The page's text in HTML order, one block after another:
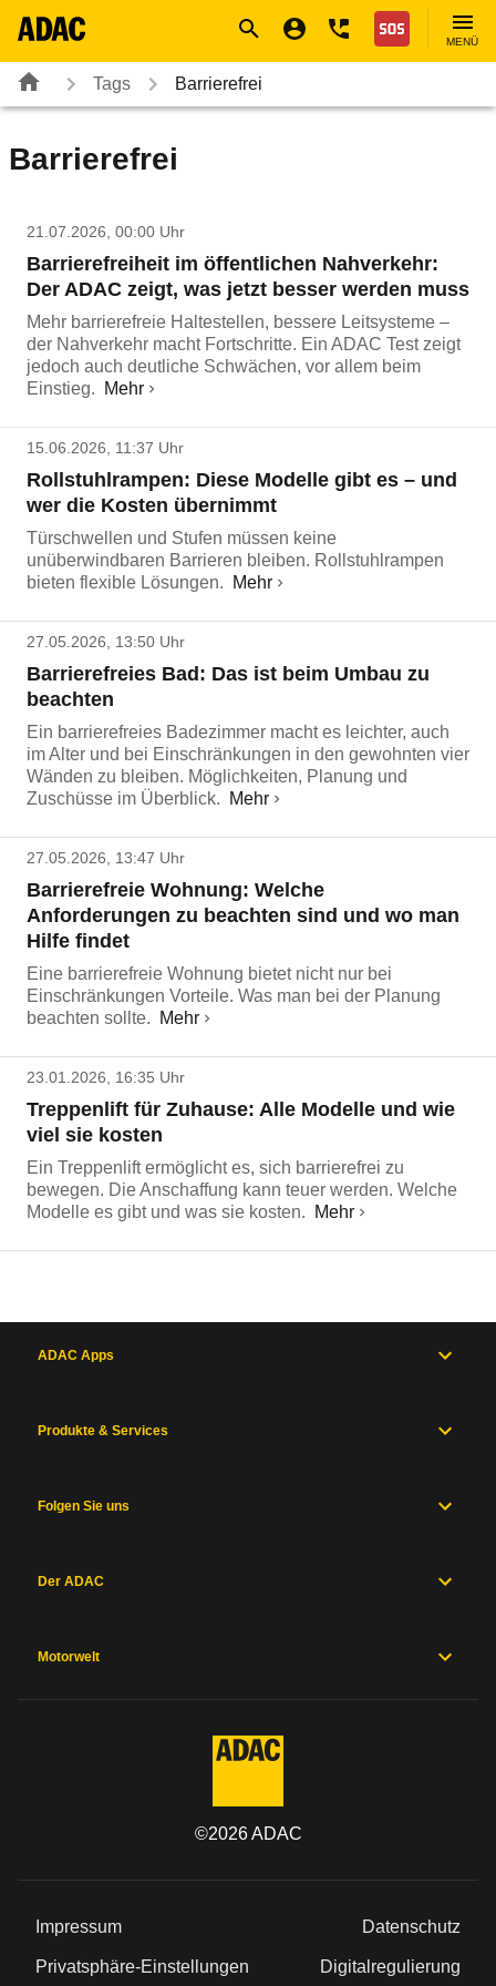
Nothilfe
MENÜ
Tags Barrierefrei
Barrierefrei
21.07.2026, 00:00 Uhr
Barrierefreiheit im öffentlichen Nahverkehr:
Der ADAC zeigt, was jetzt besser werden muss
Mehr barrierefreie Haltestellen, bessere Leitsysteme –
der Nahverkehr macht Fortschritte. Ein ADAC Test zeigt
jedoch auch deutliche Schwächen, vor allem beim
Einstieg.
Mehr
15.06.2026, 11:37 Uhr
Rollstuhlrampen: Diese Modelle gibt es – und
wer die Kosten übernimmt
Türschwellen und Stufen müssen keine
unüberwindbaren Barrieren bleiben. Rollstuhlrampen
bieten flexible Lösungen.
Mehr
27.05.2026, 13:50 Uhr
Barrierefreies Bad: Das ist beim Umbau zu
beachten
Ein barrierefreies Badezimmer macht es leichter, auch
im Alter und bei Einschränkungen in den gewohnten vier
Wänden zu bleiben. Möglichkeiten, Planung und
Zuschüsse im Überblick.
Mehr
27.05.2026, 13:47 Uhr
Barrierefreie Wohnung: Welche
Anforderungen zu beachten sind und wo man
Hilfe findet
Eine barrierefreie Wohnung bietet nicht nur bei
Einschränkungen Vorteile. Was man bei der Planung
beachten sollte.
Mehr
23.01.2026, 16:35 Uhr
Treppenlift für Zuhause: Alle Modelle und wie
viel sie kosten
Ein Treppenlift ermöglicht es, sich barrierefrei zu
bewegen. Die Anschaffung kann teuer werden. Welche
Modelle es gibt und was sie kosten.
Mehr
ADAC Apps
Produkte & Services
Folgen Sie uns
Der ADAC
Motorwelt
©2026ADAC
Impressum Datenschutz
Privatsphäre-Einstellungen Digitalregulierung